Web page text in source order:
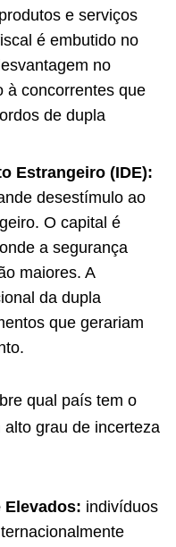
e serviços
é embutido no
no
à concorrentes que
de dupla
Estrangeiro (IDE):
desestímulo ao
O capital é
a segurança
maiores. A
da dupla
que gerariam
qual país tem o
grau de incerteza
Elevados: indivíduos